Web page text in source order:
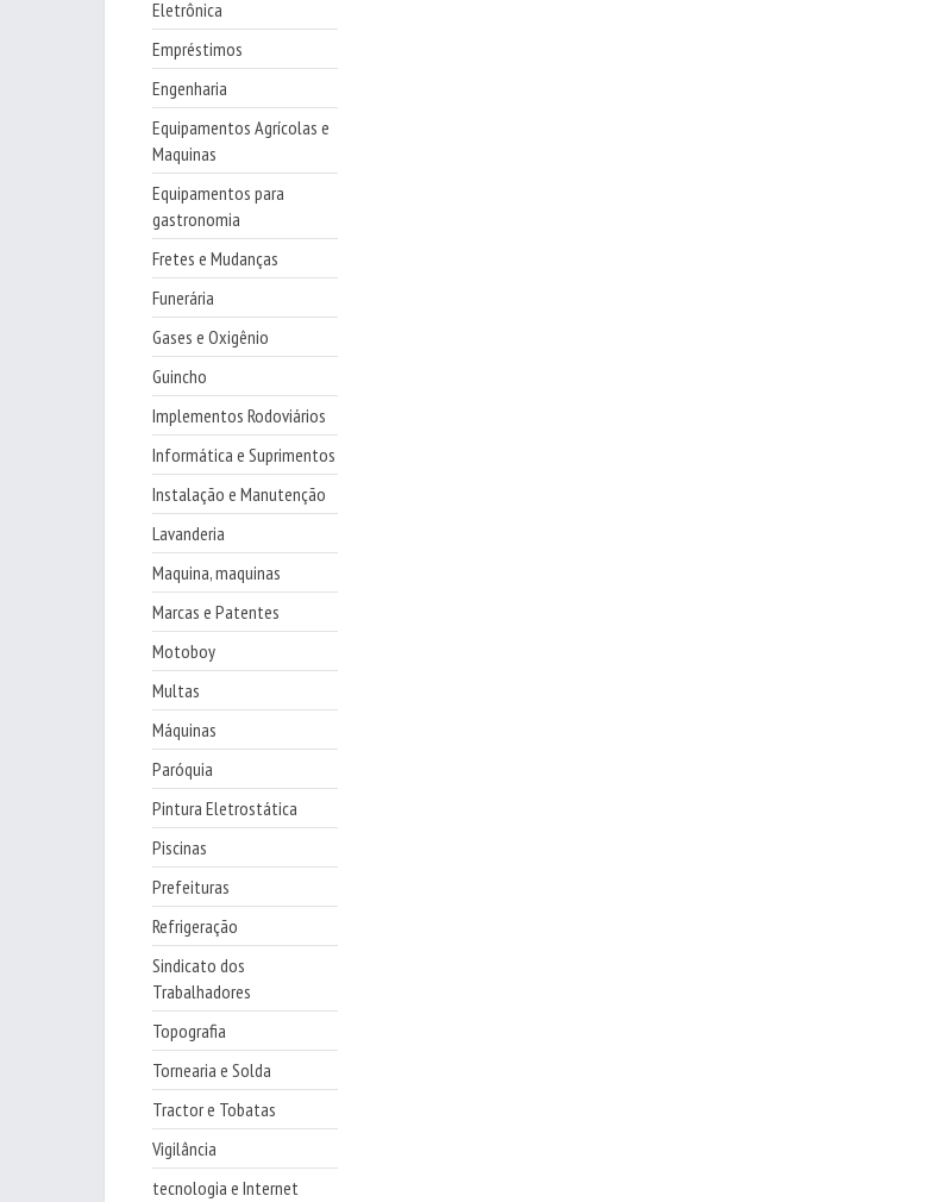
Eletrônica
Empréstimos
Engenharia
Equipamentos Agrícolas e
Maquinas
Equipamentos para
gastronomia
Fretes e Mudanças
Funerária
Gases e Oxigênio
Guincho
Implementos Rodoviários
Informática e Suprimentos
Instalação e Manutenção
Lavanderia
Maquina, maquinas
Marcas e Patentes
Motoboy
Multas
Máquinas
Paróquia
Pintura Eletrostática
Piscinas
Prefeituras
Refrigeração
Sindicato dos
Trabalhadores
Topografia
Tornearia e Solda
Tractor e Tobatas
Vigilância
tecnologia e Internet